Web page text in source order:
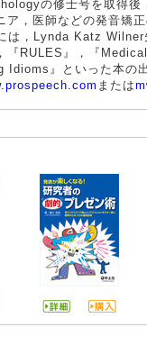
の修士号を取得後
ア，医師などの発音矯
は，Lynda Katz
『RULES』，『
』といった本の
または